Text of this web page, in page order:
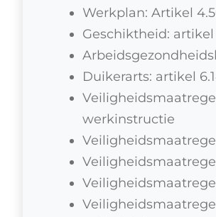
Werkplan: Artikel
Geschiktheid: artikel
Duikerarts: artikel
werkinstructie